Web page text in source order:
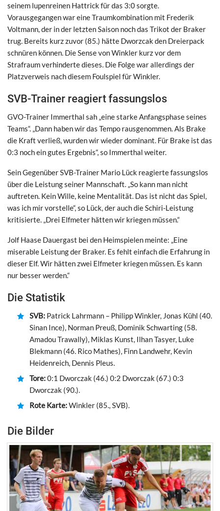
seinem lupenreinen Hattrick für das 3:0 sorgte.
Vorausgegangen war eine Traumkombination mit Frederik
Voltmann, der in der letzten Saison noch das Trikot der Braker
trug. Bereits kurz zuvor (85.) hätte Dworzcak den Dreierpack
schnüren können. Die Sense von Winkler kurz vor dem
Strafraum verhinderte dieses. Die Folge war allerdings der
Platzverweis nach diesem Foulspiel für Winkler.
SVB-Trainer reagiert fassungslos
GVO-Trainer Immerthal sah „eine starke Anfangsphase seines
Teams“. „Dann haben wir das Tempo rausgenommen. Als Brake
die Kraft verließ, wurden wir wieder dominant. Für Brake ist das
0:3 noch ein gutes Ergebnis“, so Immerthal weiter.
Sein Gegenüber SVB-Trainer Mario Lück reagierte fassungslos
über die Leistung seiner Mannschaft. „So kann man nicht
auftreten. Kein Wille, keine Mentalität. Das ist nicht das Spiel,
was ich mir vorstelle“, so Lück, der auch die Schiri-Leistung
kritisierte. „Drei Elfmeter hätten wir kriegen müssen.“
Jolf Haase Dauergast bei den Heimspielen meinte: „Eine
miserable Leistung der Braker. Es fehlt einfach die Erfahrung in
dieser Elf. Wir hätten zwei Elfmeter kriegen müssen. Es kann
nur besser werden.“
Die Statistik
SVB: Patrick Lahrmann – Philipp Winkler, Jonas Kühl (40.
Sinan Ince), Norman Preuß, Dominik Schwarting (58.
Amadou Trawally), Miklas Kunst, Ilhan Tasyer, Luke
Blekmann (46. Rico Mathes), Finn Landwehr, Kevin
Heidenreich, Dennis Pleus.
Tore:0:1 Dworczak (46.) 0:2 Dworczak (67.) 0:3
Dworczak (90.).
Rote Karte:Winkler (85., SVB).
Die Bilder